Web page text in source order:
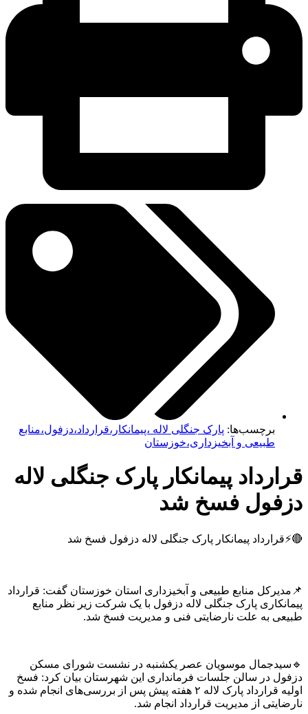
برچسب‌ها:پارک جنگلی لاله ،پیمانکار،قرارداد،دزفول،منابع
طبیعی و آبخیزداری،خوزستان
پیمانکار پارک جنگلی لاله
فسخ شد
پیمانکار پارک جنگلی لاله دزفول فسخ شد
منابع طبیعی و آبخیزداری استان خوزستان گفت: قرارداد
پارک جنگلی لاله دزفول با یک شرکت زیر نظر منابع
به علت نارضایتی فنی و مدیریت فسخ شد.
موسویان عصر یکشنبه در نشست شورای مسکن
در سالن جلسات فرمانداری این شهرستان بیان کرد: فسخ
اولیه قرارداد پارک لاله ۲ هفته پیش پس از بررسی‌های انجام شده و
از مدیریت قرارداد انجام شد.